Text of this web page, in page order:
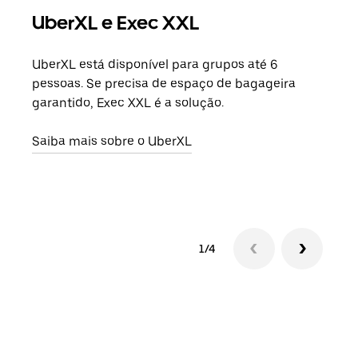
UberXL e Exec XXL
UberXL está disponível para grupos até 6
pessoas. Se precisa de espaço de bagageira
garantido, Exec XXL é a solução.
Saiba mais sobre o UberXL
1/4